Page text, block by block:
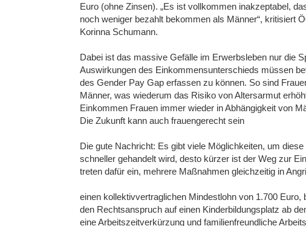
Euro (ohne Zinsen). „Es ist vollkommen inakzeptabel,
noch weniger bezahlt bekommen als Männer“, kritisiert
Korinna Schumann.
Dabei ist das massive Gefälle im Erwerbsleben nur die
Auswirkungen des Einkommensunterschieds müssen
des Gender Pay Gap erfassen zu können. So sind
Männer, was wiederum das Risiko von Altersarmut
Einkommen Frauen immer wieder in Abhängigkeit von
Die Zukunft kann auch frauengerecht sein
Die gute Nachricht: Es gibt viele Möglichkeiten, um
schneller gehandelt wird, desto kürzer ist der Weg zur
treten dafür ein, mehrere Maßnahmen gleichzeitig in
einen kollektivvertraglichen Mindestlohn von 1.700 Euro,
den Rechtsanspruch auf einen Kinderbildungsplatz ab
eine Arbeitszeitverkürzung und familienfreundliche